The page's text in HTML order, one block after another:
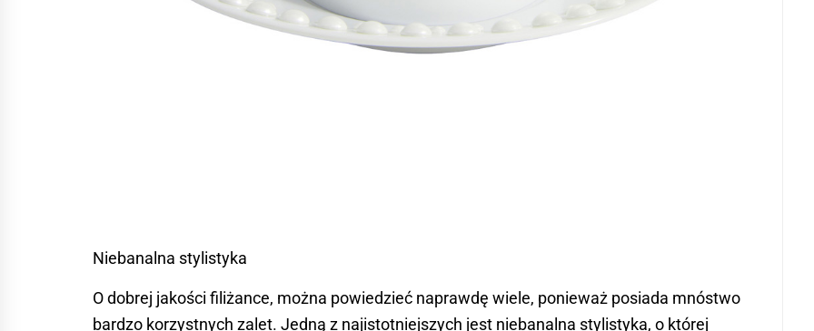
Niebanalna stylistyka
O dobrej jakości filiżance, można powiedzieć naprawdę wiele, ponieważ posiada mnóstwo
bardzo korzystnych zalet. Jedną z najistotniejszych jest niebanalna stylistyka, o której